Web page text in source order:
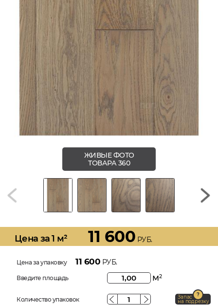
ЖИВЫЕ ФОТО
ТОВАРА 360
Цена за 1 м² 11 600 РУБ.
Цена за упаковку 11 600 РУБ.
Введите площадь м2
Количество упаковок Запас
на подрезку